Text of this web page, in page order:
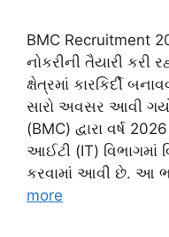
BMC Recruitment
નોકરીની તૈયારી
ક્ષેત્રમાં કારકિર્દી
સારો અવસર આવી
(BMC) દ્વારા વર્ષ
આઈટી (IT) વિભાગમાં
કરવામાં આવી છે. આ
more